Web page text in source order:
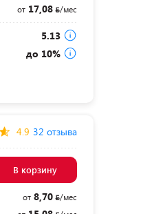
от17,08 /мес
5.13
до 10%
4.9 32 отзыва
В корзину
от8,70
/мес